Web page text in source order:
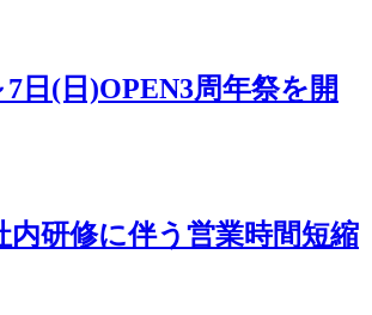
日(日)OPEN3周年祭を開
内研修に伴う営業時間短縮